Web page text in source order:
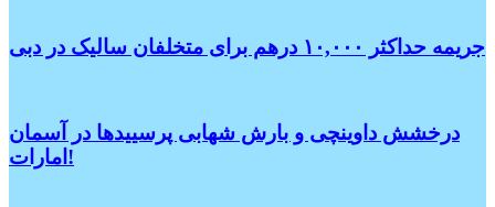
جریمه حداکثر ۱۰,۰۰۰ درهم برای متخلفان سالیک در دبی
درخشش داوینچی و بارش شهابی پرسییدها در آسمان
امارات!